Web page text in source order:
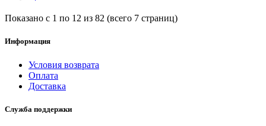
Показано с 1 по 12 из 82 (всего 7 страниц)
Информация
Условия возврата
Оплата
Доставка
Служба поддержки